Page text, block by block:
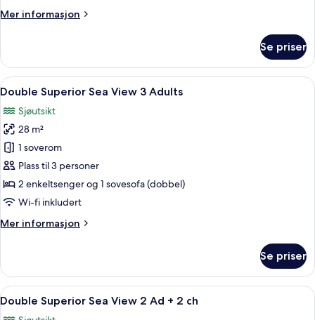
Ad
child
Mer informasjon
Mer
Superior
Sea
View
Ad
+
child
Se priser
Åpne
alle
bildene
av
Double
Superior
Sea
View
Adults
Skrivebord, lydisolert, wi-fi
6
Double Superior Sea View 3 Adults
Sjøutsikt
28 m²
1 soverom
Plass til 3 personer
2 enkeltsenger og 1 sovesofa (dobbel)
Wi-fi inkludert
Mer informasjon
Mer
Superior
Sea
View
Se priser
Åpne
alle
Skrivebord, lydisolert, wi-fi
6
Double Superior Sea View 2 Ad + 2 ch